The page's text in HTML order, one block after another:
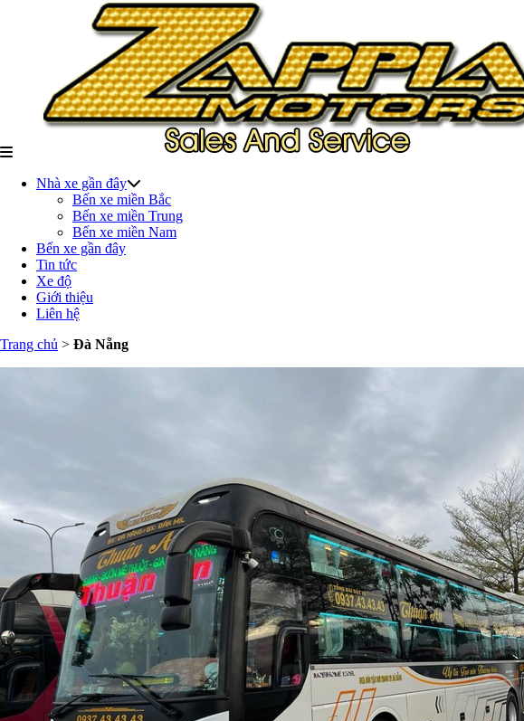
Nhà xe gần đây
Bến xe miền Bắc
Bến xe miền Trung
Bến xe miền Nam
Bến xe gần đây
Tin tức
Xe độ
Giới thiệu
Liên hệ
Trang chủ > Đà Nẵng